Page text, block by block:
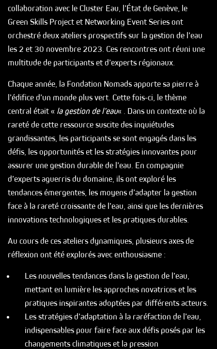
collaboration avec le Cluster Eau, l’État de Genève, le
Green Skills Project et Networking Event Series ont
orchestré deux ateliers prospectifs sur la gestion de l’eau
les 2 et 30 novembre 2023. Ces rencontres ont réuni une
multitude de participants et d’experts régionaux.
Chaque année, la Fondation Nomads apporte sa pierre à
l’édifice d’un monde plus vert. Cette fois-ci, le thème
central était « la gestion de l’eau« . Dans un contexte où la
rareté de cette ressource suscite des inquiétudes
grandissantes, les participants se sont engagés dans les
défis, les opportunités et les stratégies innovantes pour
assurer une gestion durable de l’eau. En compagnie
d’experts aguerris du domaine, ils ont exploré les
tendances émergentes, les moyens d’adapter la gestion
face à la rareté croissante de l’eau, ainsi que les dernières
innovations technologiques et les pratiques durables.
Au cours de ces ateliers dynamiques, plusieurs axes de
réflexion ont été explorés avec enthousiasme :
Les nouvelles tendances dans la gestion de l’eau,
mettant en lumière les approches novatrices et les
pratiques inspirantes adoptées par différents acteurs.
Les stratégies d’adaptation à la raréfaction de l’eau,
indispensables pour faire face aux défis posés par les
changements climatiques et la pression